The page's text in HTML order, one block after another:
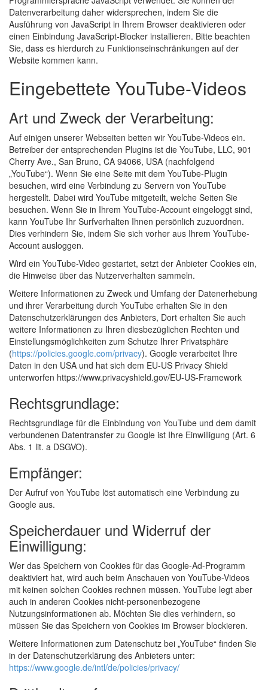
Datenverarbeitung daher widersprechen, indem Sie die
Ausführung von JavaScript in Ihrem Browser deaktivieren oder
einen Einbindung JavaScript-Blocker installieren. Bitte beachten
Sie, dass es hierdurch zu Funktionseinschränkungen auf der
Website kommen kann.
Eingebettete YouTube-Videos
Art und Zweck der Verarbeitung:
Auf einigen unserer Webseiten betten wir YouTube-Videos ein.
Betreiber der entsprechenden Plugins ist die YouTube, LLC, 901
Cherry Ave., San Bruno, CA 94066, USA (nachfolgend
„YouTube“). Wenn Sie eine Seite mit dem YouTube-Plugin
besuchen, wird eine Verbindung zu Servern von YouTube
hergestellt. Dabei wird YouTube mitgeteilt, welche Seiten Sie
besuchen. Wenn Sie in Ihrem YouTube-Account eingeloggt sind,
kann YouTube Ihr Surfverhalten Ihnen persönlich zuzuordnen.
Dies verhindern Sie, indem Sie sich vorher aus Ihrem YouTube-
Account ausloggen.
Wird ein YouTube-Video gestartet, setzt der Anbieter Cookies ein,
die Hinweise über das Nutzerverhalten sammeln.
Weitere Informationen zu Zweck und Umfang der Datenerhebung
und ihrer Verarbeitung durch YouTube erhalten Sie in den
Datenschutzerklärungen des Anbieters, Dort erhalten Sie auch
weitere Informationen zu Ihren diesbezüglichen Rechten und
Einstellungsmöglichkeiten zum Schutze Ihrer Privatsphäre
(https://policies.google.com/privacy). Google verarbeitet Ihre
Daten in den USA und hat sich dem EU-US Privacy Shield
unterworfen https://www.privacyshield.gov/EU-US-Framework
Rechtsgrundlage:
Rechtsgrundlage für die Einbindung von YouTube und dem damit
verbundenen Datentransfer zu Google ist Ihre Einwilligung (Art. 6
Abs. 1 lit. a DSGVO).
Empfänger:
Der Aufruf von YouTube löst automatisch eine Verbindung zu
Google aus.
Speicherdauer und Widerruf der
Einwilligung:
Wer das Speichern von Cookies für das Google-Ad-Programm
deaktiviert hat, wird auch beim Anschauen von YouTube-Videos
mit keinen solchen Cookies rechnen müssen. YouTube legt aber
auch in anderen Cookies nicht-personenbezogene
Nutzungsinformationen ab. Möchten Sie dies verhindern, so
müssen Sie das Speichern von Cookies im Browser blockieren.
Weitere Informationen zum Datenschutz bei „YouTube“ finden Sie
in der Datenschutzerklärung des Anbieters unter:
https://www.google.de/intl/de/policies/privacy/